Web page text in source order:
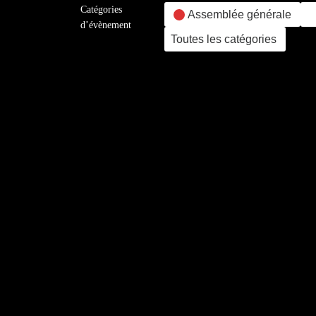
Catégories
d’évènement
Assemblée générale
Toutes les catégories